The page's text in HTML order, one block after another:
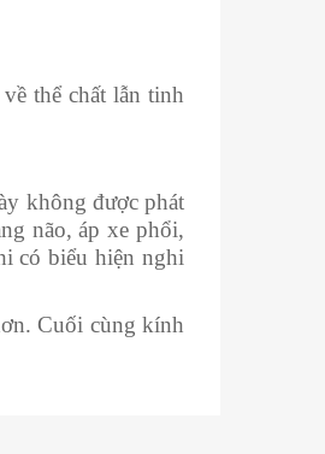
thể chất lẫn tinh
không được phát
não, áp xe phổi,
có biểu hiện nghi
Cuối cùng kính